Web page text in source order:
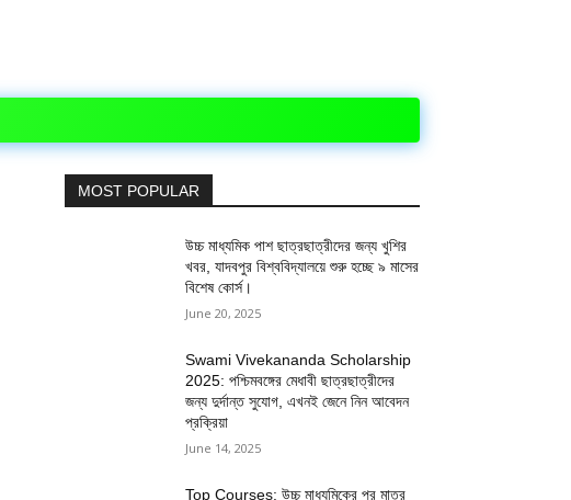
MOST POPULAR
উচ্চ মাধ্যমিক পাশ ছাত্রছাত্রীদের জন্য খুশির
খবর, যাদবপুর বিশ্ববিদ্যালয়ে শুরু হচ্ছে ৯ মাসের
বিশেষ কোর্স।
June 20, 2025
Swami Vivekananda Scholarship
2025: পশ্চিমবঙ্গের মেধাবী ছাত্রছাত্রীদের
জন্য দুর্দান্ত সুযোগ, এখনই জেনে নিন আবেদন
প্রক্রিয়া
June 14, 2025
Top Courses: উচ্চ মাধ্যমিকের পর মাত্র